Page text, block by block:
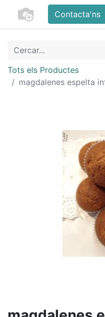
Contacta'ns
Tots els Productes
magdalenes espelta